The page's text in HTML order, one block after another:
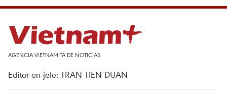
AGENCIA VIETNAMITA DE NOTICIAS
Editor en jefe: TRAN TIEN DUAN